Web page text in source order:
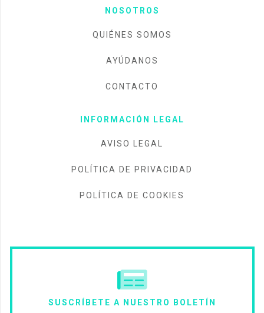
NOSOTROS
QUIÉNES SOMOS
AYÚDANOS
CONTACTO
INFORMACIÓN LEGAL
AVISO LEGAL
POLÍTICA DE PRIVACIDAD
POLÍTICA DE COOKIES
SUSCRÍBETE A NUESTRO BOLETÍN